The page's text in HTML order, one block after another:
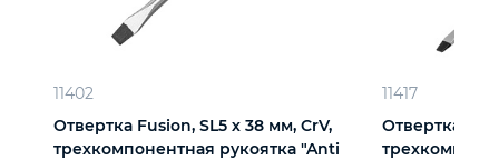
11402
Отвертка Fusion, SL5 х 38 мм, CrV,
трехкомпонентная рукоятка "Anti
11417
Отвертка